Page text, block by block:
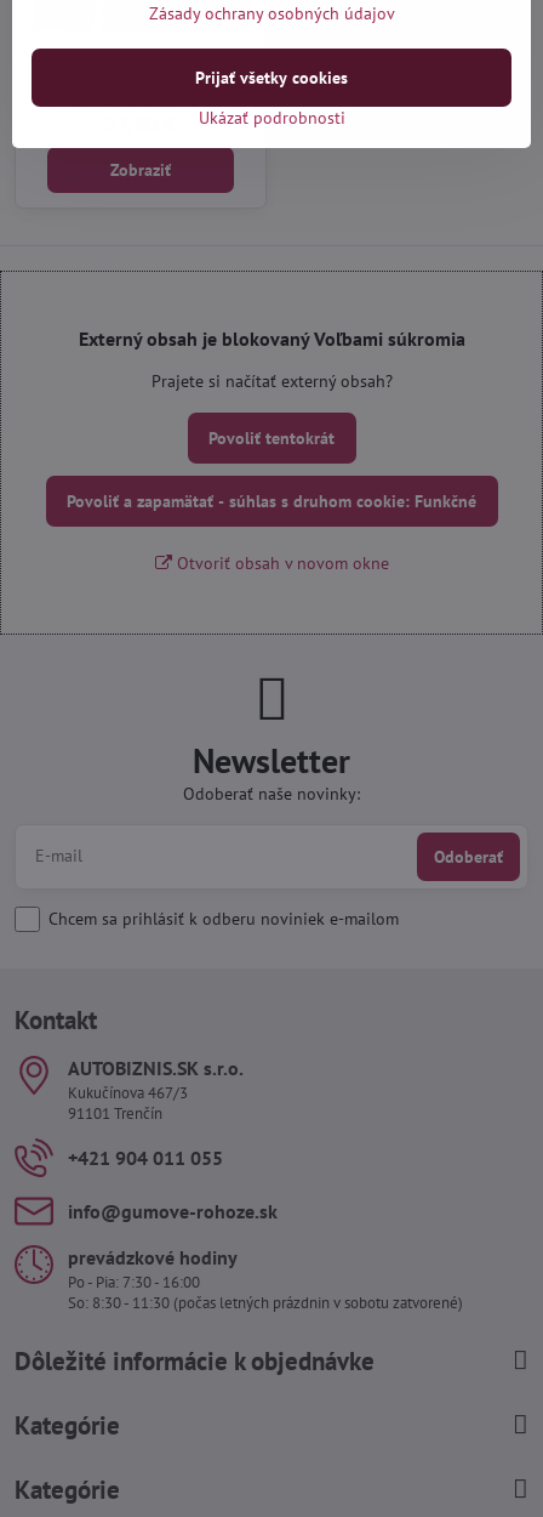
Citroen C1 od 2014 - textilné
Na objednávku do 14 dní
Zobraziť
Externý obsah je blokovaný Voľbami súkromia
Prajete si načítať externý obsah?
Povoliť tentokrát
Povoliť a zapamätať - súhlas s druhom cookie: Funkčné
Otvoriť obsah v novom okne
Newsletter
Odoberať naše novinky:
Odoberať
Chcem sa prihlásiť k odberu noviniek e-mailom
Kontakt
AUTOBIZNIS​.SK s​.r​.o​.
Kukučínova 467/3
91101 Trenčín
+421 904 011 055
info​@gumove-rohoze​.sk
prevádzkové hodiny
Po - Pia: 7:30 - 16:00
So: 8:30 - 11:30 (počas letných prázdnin v sobotu zatvorené)
Dôležité informácie k objednávke
Kategórie
Kategórie
Zásady ochrany osobných údajov
Ukázať podrobnosti
Prijať všetky cookies